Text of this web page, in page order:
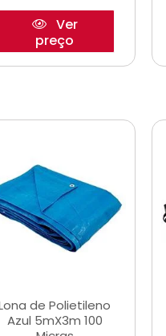
Ver
preço
de Polietileno
Azul 5mX3m 100